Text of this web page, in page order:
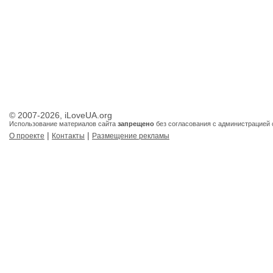
© 2007-2026, iLoveUA.org
Использование материалов сайта запрещено без согласования с администрацией
О проекте | Контакты | Размещение рекламы